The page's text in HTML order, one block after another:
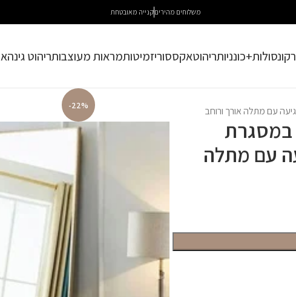
משלוחים מהיריםקנייה מאובטחת
קונסולות+כונניותריהוטאקססוריזמיטותמראות מעוצבותריהוט גינה
80/180 ס"מ במסגרת
עם מתלה
-22%